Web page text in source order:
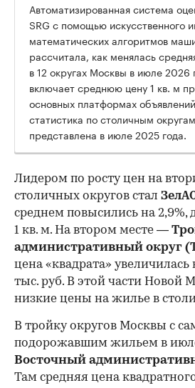
Автоматизированная система
SRG с помощью искусственного
математических алгоритмов
рассчитала, как менялась
в 12 округах Москвы в июле 2026
включает среднюю цену 1 кв. м
основных платформах
статистика по столичным
представлена в июле 2025 года.
Лидером по росту цен на
столичных округов стал
среднем повысились на 2,9%,
1 кв. м. На втором месте —
административный округ
цена «квадрата» увеличилась
тыс. руб. В этой части Новой
низкие цены на жилье в
В тройку округов Москвы с
подорожавшим жильем в
Восточный
Там средняя цена